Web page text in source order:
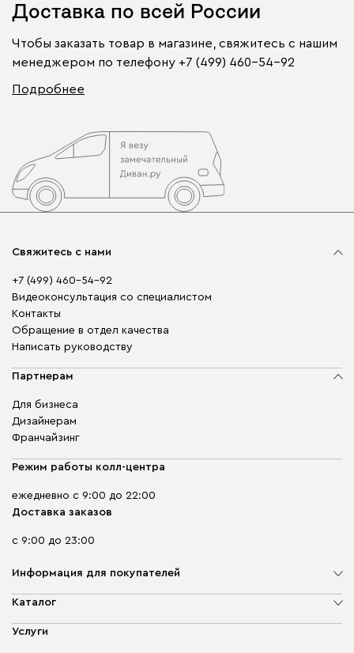
Доставка по всей России
Чтобы заказать товар в магазине, свяжитесь с нашим
менеджером по телефону +7 (499) 460-54-92
Подробнее
Свяжитесь с нами
+7 (499) 460-54-92
Видеоконсультация со специалистом
Контакты
Обращение в отдел качества
Написать руководству
Партнерам
Для бизнеса
Дизайнерам
Франчайзинг
Режим работы колл-центра
ежедневно с 9:00 до 22:00
Доставка заказов
с 9:00 до 23:00
Информация для покупателей
О компании
Доставка и оплата
Каталог
Мягкая мебель
Услуги